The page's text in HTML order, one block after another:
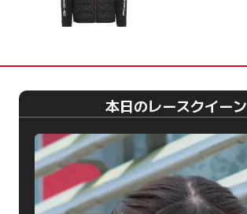
本日のレースクイーン